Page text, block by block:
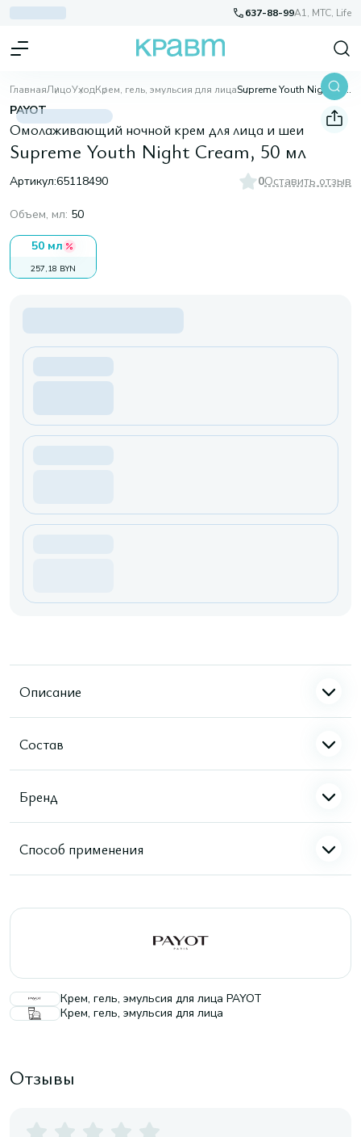
637-88-99A1, МТС, Life
ГлавнаяЛицоУходКрем, гель, эмульсия для лица Supreme Youth Night Cream, 50 мл
PAYOT
Омолаживающий ночной крем для лица и шеи
Supreme Youth Night Cream, 50 мл
Артикул:65118490 0Оставить отзыв
Объем, мл: 50
50 мл
257,18 BYN
Описание
Состав
Бренд
Способ применения
Крем, гель, эмульсия для лица PAYOT
Крем, гель, эмульсия для лица
Отзывы